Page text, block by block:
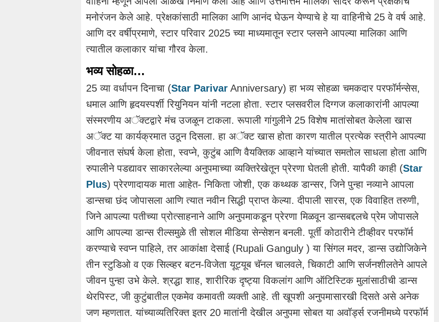
मनोरंजन केले आहे. प्रेक्षकांसाठी मालिका आणि आनंद घेऊन येण्याचे हे या वाहिनीचे 25 वे वर्ष आहे.
आणि दर वर्षीप्रमाणे, स्टार परिवार 2025 च्या माध्यमातून स्टार प्लसने आपल्या मालिका आणि
त्यातील कलाकार यांचा गौरव केला.
भव्य सोहळा…
25 व्या वर्धापन दिनाचा (Star Parivar Anniversary) हा भव्य सोहळा चमकदार परफॉर्मन्सेस,
धमाल आणि हृदयस्पर्शी रियुनियन यांनी नटला होता. स्टार प्लसवरील दिग्गज कलाकारांनी आपल्या
संस्मरणीय अॅक्टद्वारे मंच उजळून टाकला. रूपाली गांगुलीने 25 विशेष मातांसोबत केलेला खास
अॅक्ट या कार्यक्रमात उठून दिसला. हा अॅक्ट खास होता कारण यातील प्रत्येक स्त्रीने आपल्या
जीवनात संघर्ष केला होता, स्वप्ने, कुटुंब आणि वैयक्तिक आव्हाने यांच्यात समतोल साधला होता आणि
रुपालीने पडद्यावर साकारलेल्या अनुपमाच्या व्यक्तिरेखेतून प्रेरणा घेतली होती. यापैकी काही (Star
Plus) प्रेरणादायक माता आहेत- निकिता जोशी, एक कथ्थक डान्सर, जिने पुन्हा नव्याने आपला
डान्सचा छंद जोपासला आणि त्यात नवीन सिद्धी प्राप्त केल्या. दीपाली सारस, एक विवाहित तरुणी,
जिने आपल्या पतीच्या प्रोत्साहनाने आणि अनुपमाकडून प्रेरणा मिळवून डान्सबद्दलचे प्रेम जोपासले
आणि आपल्या डान्स रील्समुळे ती सोशल मीडिया सेन्सेशन बनली. पूर्ती कोठारीने टीव्हीवर परफॉर्म
करण्याचे स्वप्न पाहिले, तर आकांक्षा देसाई (Rupali Ganguly ) या सिंगल मदर, डान्स उद्योजिकेने
तीन स्टुडिओ व एक सिल्व्हर बटन-विजेता यूट्यूब चॅनल चालवले, चिकाटी आणि सर्जनशीलतेने आपले
जीवन पुन्हा उभे केले. श्रद्धा शाह, शारीरिक दृष्ट्या विकलांग आणि ऑटिस्टिक मुलांसाठीची डान्स
थेरपिस्ट, जी कुटुंबातील एकमेव कमावती व्यक्ती आहे. ती खूपशी अनुपमासारखी दिसते असे अनेक
जण म्हणतात. यांच्याव्यतिरिक्त इतर 20 मातांनी देखील अनुपमा सोबत या अवॉर्ड्स रजनीमध्ये परफॉर्म